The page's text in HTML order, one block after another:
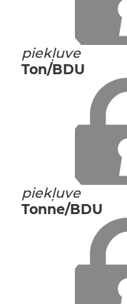
piekļuve
Ton/BDU
piekļuve
Tonne/BDU